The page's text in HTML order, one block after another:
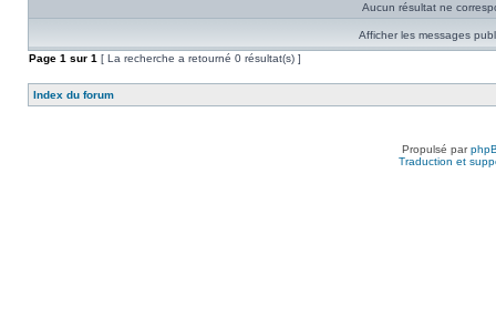
Aucun résultat ne
Afficher les messages
Page 1 sur 1 [ La recherche a retourné 0 résultat(s) ]
Index du forum
Propulsé par
Traduction et